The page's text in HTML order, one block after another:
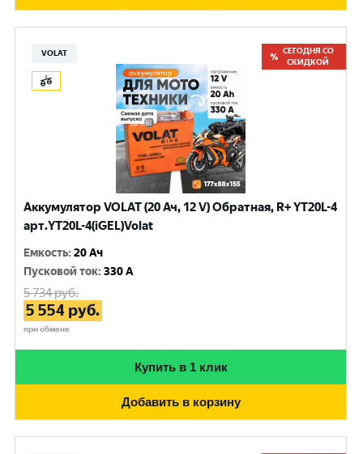
VOLAT
СЕГОДНЯ СО
СКИДКОЙ
Аккумулятор VOLAT (20 Ач, 12 V) Обратная, R+ YT20L-4
арт.YT20L-4(iGEL)Volat
Емкость:20 Ач
Пусковой ток:330 A
5 734руб.
5 554 руб.
при обмене
Купить в 1 клик
Добавить в корзину